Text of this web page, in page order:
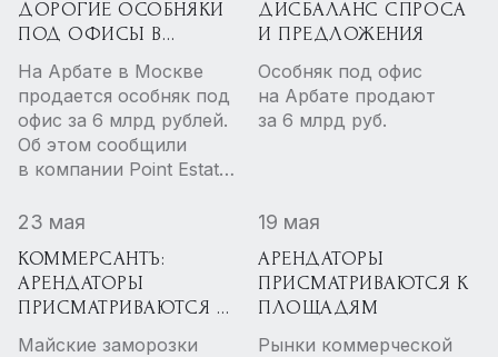
ДОРОГИЕ ОСОБНЯКИ
ПОД ОФИСЫ В
На Арбате в Москве
продается особняк под
офис за 6 млрд рублей.
Об этом сообщили
в компании Point Estate,
дорогой особняк,
на продажу в столице
под коммерческие
нужды.
ДИСБАЛАНС СПРОСА
И ПРЕДЛОЖЕНИЯ
Особняк под офис
на Арбате продают
за 6 млрд руб.
23 мая
КОММЕРСАНТЪ:
АРЕНДАТОРЫ
ПРИСМАТРИВАЮТСЯ К
ПЛОЩАДЯМ
Майские заморозки
19 мая
АРЕНДАТОРЫ
ПРИСМАТРИВАЮТСЯ К
ПЛОЩАДЯМ
Рынки коммерческой